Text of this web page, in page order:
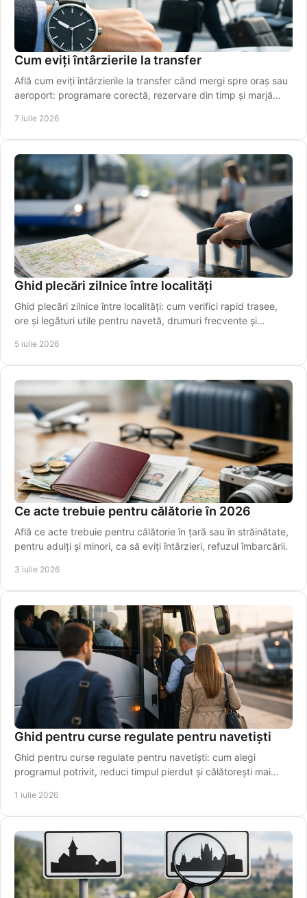
Cum eviți întârzierile la transfer
Află cum eviți întârzierile la transfer când mergi spre oraș sau
aeroport: programare corectă, rezervare din timp și marjă
7 iulie 2026
Ghid plecări zilnice între localități
Ghid plecări zilnice între localități: cum verifici rapid trasee,
ore și legături utile pentru navetă, drumuri frecvente și
5 iulie 2026
Ce acte trebuie pentru călătorie în 2026
Află ce acte trebuie pentru călătorie în țară sau în străinătate,
pentru adulți și minori, ca să eviți întârzieri, refuzul îmbarcării.
3 iulie 2026
Ghid pentru curse regulate pentru navetiști
Ghid pentru curse regulate pentru navetiști: cum alegi
programul potrivit, reduci timpul pierdut și călătorești mai
1 iulie 2026